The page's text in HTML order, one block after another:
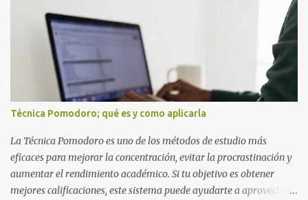
compartir el enlace de este artículo para que así como a ti también
ellos se puedan guiar con esta explicación. Los datos esenciales
para una portada para presentar un trabajo escrito a mano o
impreso son los siguientes y en este orden: Nombre de la escuela o
del instituto (Es muy importante este dato) Título del trabajo
(Puede ser: Ensayo sobre la lectura, o Informe de computación)
Nombre completo del alumno que va a presentar dicho trabajo
escrito La clase, materia ó asignatura Grupo Nombre del maestro
o catedrático Ciudad y fecha...
Técnica Pomodoro; qué es y como aplicarla
La Técnica Pomodoro es uno de los métodos de estudio más
eficaces para mejorar la concentración, evitar la procrastinación y
aumentar el rendimiento académico. Si tu objetivo es obtener
mejores calificaciones, este sistema puede ayudarte a aprovechar